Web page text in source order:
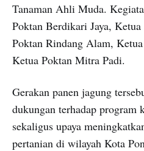
Tanaman Ahli Muda.
Poktan Berdikari Jaya,
Poktan Rindang Alam,
Ketua Poktan Mitra Padi.
Gerakan panen jagung
dukungan terhadap program
sekaligus upaya
pertanian di wilayah Kota